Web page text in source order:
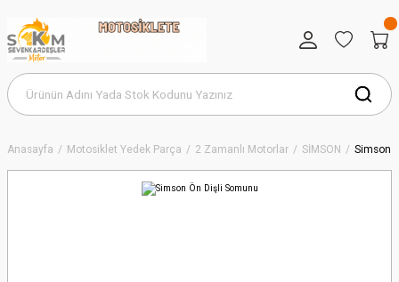
Anasayfa Motosiklet Yedek Parça 2 Zamanlı Motorlar SİMSON Simson